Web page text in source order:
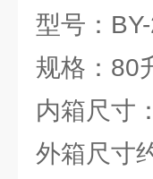
型号：
规格：80
内箱尺寸
外箱尺寸